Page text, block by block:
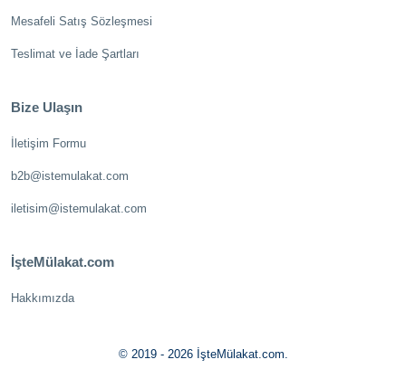
Mesafeli Satış Sözleşmesi
Teslimat ve İade Şartları
Bize Ulaşın
İletişim Formu
b2b@istemulakat.com
iletisim@istemulakat.com
İşteMülakat.com
Hakkımızda
© 2019 - 2026 İşteMülakat.com.